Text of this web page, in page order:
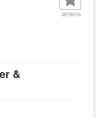
MERKEN
&